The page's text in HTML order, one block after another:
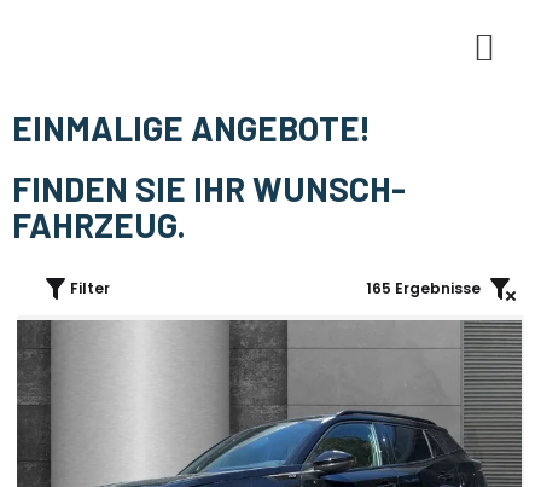
EINMALIGE ANGEBOTE!
FINDEN SIE IHR WUNSCH-
FAHRZEUG.
Filter 165 Ergebnisse